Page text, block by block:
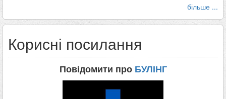
більше ...
Корисні посилання
Повідомити про БУЛІНГ